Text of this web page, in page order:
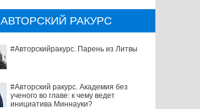
АВТОРСКИЙ РАКУРС
#Авторскийракурс. Парень из Литвы
#Авторский ракурс. Академия без
ученого во главе: к чему ведет
инициатива Миннауки?